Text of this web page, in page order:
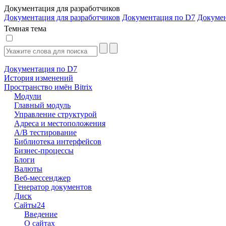
Документация для разработчиков
Документация для разработчиков Документация по D7
Темная тема
Документация по D7
История изменений
Пространство имён Bitrix
Модули
Главный модуль
Управление структурой
Адреса и местоположения
А/В тестирование
Библиотека интерфейсов
Бизнес-процессы
Блоги
Валюты
Веб-мессенджер
Генератор документов
Диск
Сайты24
Введение
О сайтах